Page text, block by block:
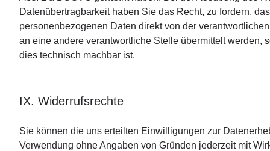
Datenübertragbarkeit haben Sie das Recht, zu fordern,
personenbezogenen Daten direkt von der
an eine andere verantwortliche Stelle übermittelt werden,
dies technisch machbar ist.
IX. Widerrufsrechte
Sie können die uns erteilten Einwilligungen zur
Verwendung ohne Angaben von Gründen jederzeit mit